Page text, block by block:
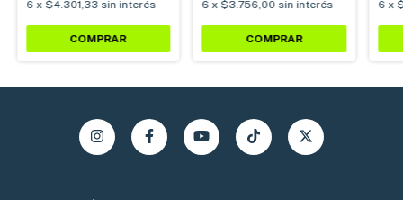
6 x $4.301,33 sin interés
COMPRAR
6 x $3.756,00 sin interés
COMPRAR
6 x